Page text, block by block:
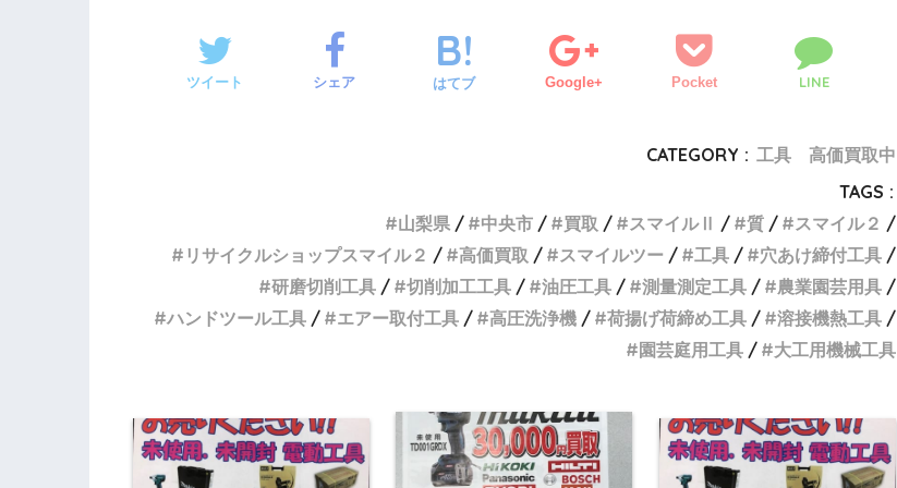
ツイート シェア はてブ Google+ Pocket LINE
CATEGORY : 工具 高価買取中
TAGS :
山梨県
中央市 買取 スマイルⅡ 質
スマイル２
リサイクルショップスマイル２
高価買取 スマイルツー 工具
穴あけ締付工具
研磨切削工具
切削加工工具 油圧工具 測量測定工具
農業園芸用具
ハンドツール工具
エアー取付工具 高圧洗浄機 荷揚げ荷締め工具
溶接機熱工具
園芸庭用工具
大工用機械工具